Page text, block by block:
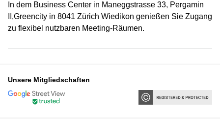
In dem Business Center in Maneggstrasse 33, Pergamin
II,Greencity in 8041 Zürich Wiedikon genießen Sie Zugang
zu flexibel nutzbaren Meeting-Räumen.
Unsere Mitgliedschaften